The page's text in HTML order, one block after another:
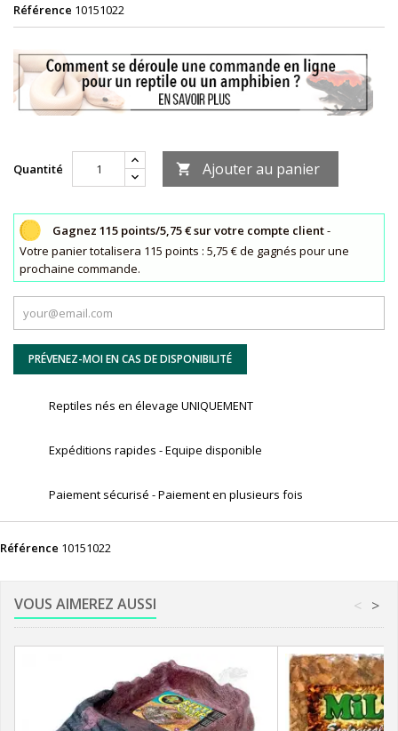
Référence 10151022
Quantité  Ajouter au panier
Gagnez 115 points/5,75 € sur votre compte client-
Votre panier totalisera 115 points : 5,75 € de gagnés pour une
prochaine commande.
PRÉVENEZ-MOI EN CAS DE DISPONIBILITÉ
Reptiles nés en élevage UNIQUEMENT
Expéditions rapides - Equipe disponible
Paiement sécurisé - Paiement en plusieurs fois
Référence 10151022
VOUS AIMEREZ AUSSI >
<